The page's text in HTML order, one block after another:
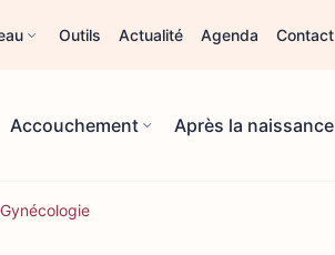
Outils Actualité Agenda Contact
Accouchement Après la naissance
Gynécologie